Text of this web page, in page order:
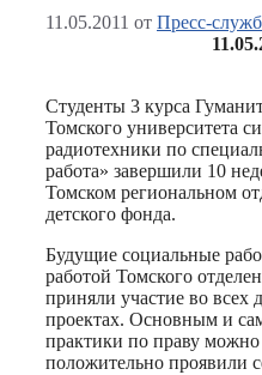
11.05.2011 от Пресс-
Студенты 3 курса
Томского университета
радиотехники по
работа» завершили 10
Томском региональном
детского фонда.
Будущие социальные
работой Томского
приняли участие во
проектах. Основным и
практики по праву можно
положительно проявили